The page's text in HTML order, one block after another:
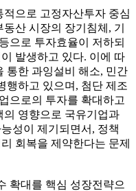
으로 고정자산투자 중심
산 시장의 장기침체, 기
으로 투자효율이 저하되
발생하고 있다. 이에 따
통한 과잉설비 해소, 민간
행하고 있으며, 첨단 제조
으로의 투자를 확대하고
의 영향으로 국유기업과
성이 제기되면서, 정책
회복을 제약한다는 문제
확대를 핵심 성장전략으